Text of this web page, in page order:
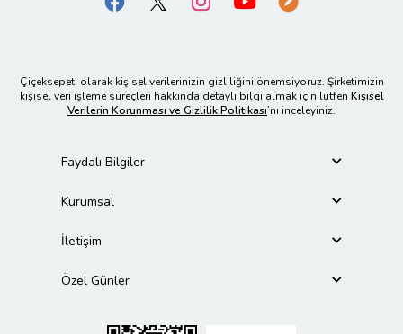
Çiçeksepeti olarak kişisel verilerinizin gizliliğini önemsiyoruz. Şirketimizin
kişisel veri işleme süreçleri hakkında detaylı bilgi almak için lütfen Kişisel
Verilerin Korunması ve Gizlilik Politikası’nı inceleyiniz.
Faydalı Bilgiler
Kurumsal
İletişim
Özel Günler